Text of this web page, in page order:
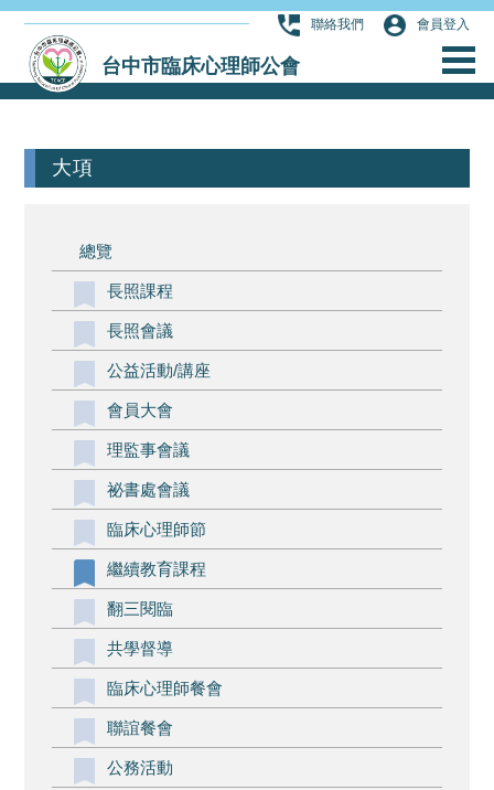
台中市臨床心理師公會
聯絡我們 會員登入
大項
總覽
長照課程
長照會議
公益活動/講座
會員大會
理監事會議
祕書處會議
臨床心理師節
繼續教育課程
翻三閱臨
共學督導
臨床心理師餐會
聯誼餐會
公務活動